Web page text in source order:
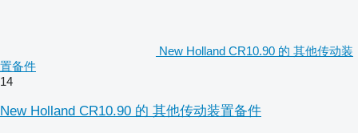
New Holland CR10.90 的 其他传动装
置备件
14
New Holland CR10.90 的 其他传动装置备件